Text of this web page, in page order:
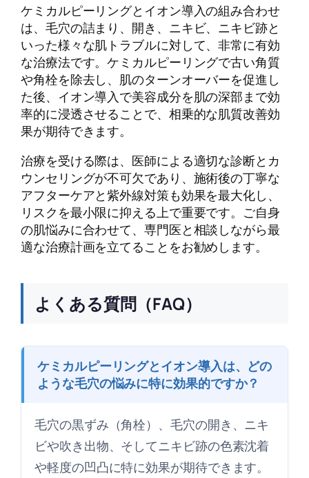
ケミカルピーリングとイオン導入の組み合わせ
は、毛穴の詰まり、開き、ニキビ、ニキビ跡と
いった様々な肌トラブルに対して、非常に有効
な治療法です。ケミカルピーリングで古い角質
や角栓を除去し、肌のターンオーバーを促進し
た後、イオン導入で美容成分を肌の深部まで効
率的に浸透させることで、相乗的な肌質改善効
果が期待できます。
治療を受ける際は、医師による適切な診断とカ
ウンセリングが不可欠であり、施術後の丁寧な
アフターケアと紫外線対策も効果を最大化し、
リスクを最小限に抑える上で重要です。ご自身
の肌悩みに合わせて、専門医と相談しながら最
適な治療計画を立てることをお勧めします。
よくある質問（FAQ）
ケミカルピーリングとイオン導入は、どの
ような毛穴の悩みに特に効果的ですか？
毛穴の黒ずみ（角栓）、毛穴の開き、ニキ
ビや吹き出物、そしてニキビ跡の色素沈着
や軽度の凹凸に特に効果が期待できます。